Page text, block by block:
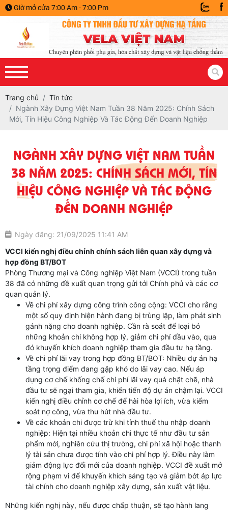
Giờ mở cửa 7:00 Am - 7:00 Pm
Trang chủ
Tin tức
Ngành Xây Dựng Việt Nam Tuần 38 Năm 2025: Chính Sách
Mới, Tín Hiệu Công Nghiệp Và Tác Động Đến Doanh Nghiệp
NGÀNH XÂY DỰNG VIỆT NAM TUẦN
38 NĂM 2025: CHÍNH SÁCH MỚI, TÍN
HIỆU CÔNG NGHIỆP VÀ TÁC ĐỘNG
ĐẾN DOANH NGHIỆP
Ngày đăng: 21/09/2025 11:41 AM
VCCI kiến nghị điều chỉnh chính sách liên quan xây dựng và
hợp đồng BT/BOT
Phòng Thương mại và Công nghiệp Việt Nam (VCCI) trong tuần
38 đã có những đề xuất quan trọng gửi tới Chính phủ và các cơ
quan quản lý.
Về chi phí xây dựng công trình công cộng: VCCI cho rằng
một số quy định hiện hành đang bị trùng lặp, làm phát sinh
gánh nặng cho doanh nghiệp. Cần rà soát để loại bỏ
những khoản chi không hợp lý, giảm chi phí đầu vào, qua
đó khuyến khích doanh nghiệp tham gia đầu tư hạ tầng.
Về chi phí lãi vay trong hợp đồng BT/BOT: Nhiều dự án hạ
tầng trọng điểm đang gặp khó do lãi vay cao. Nếu áp
dụng cơ chế khống chế chi phí lãi vay quá chặt chẽ, nhà
đầu tư sẽ ngại tham gia, khiến tiến độ dự án chậm lại. VCCI
kiến nghị điều chỉnh cơ chế để hài hòa lợi ích, vừa kiểm
soát nợ công, vừa thu hút nhà đầu tư.
Về các khoản chi được trừ khi tính thuế thu nhập doanh
nghiệp: Hiện tại nhiều khoản chi thực tế như đầu tư sản
phẩm mới, nghiên cứu thị trường, chi phí xã hội hoặc thanh
lý tài sản chưa được tính vào chi phí hợp lý. Điều này làm
giảm động lực đổi mới của doanh nghiệp. VCCI đề xuất mở
rộng phạm vi để khuyến khích sáng tạo và giảm bớt áp lực
tài chính cho doanh nghiệp xây dựng, sản xuất vật liệu.
Những kiến nghị này, nếu được chấp thuận, sẽ tạo hành lang